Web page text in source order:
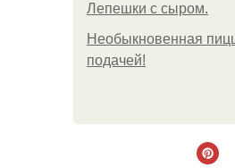
Лепешки с сыром.
Необыкновенная
подачей!